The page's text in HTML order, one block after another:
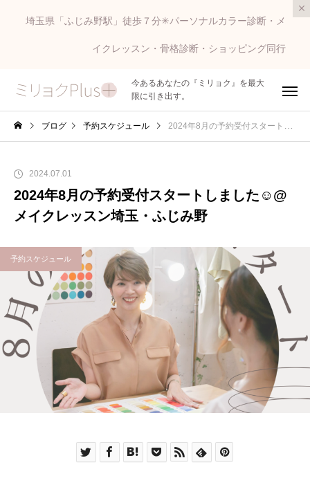
埼玉県「ふじみ野駅」徒歩７分✳︎パーソナルカラー診断・メ
イクレッスン・骨格診断・ショッピング同行
今あるあなたの『ミリョク』を最大
限に引き出す。
ブログ 予約スケジュール 2024年8月の予約受付スタートしました☺️@メイクレッスン埼玉・ふじみ野
2024.07.01
2024年8月の予約受付スタートしました☺️@
メイクレッスン埼玉・ふじみ野
予約スケジュール